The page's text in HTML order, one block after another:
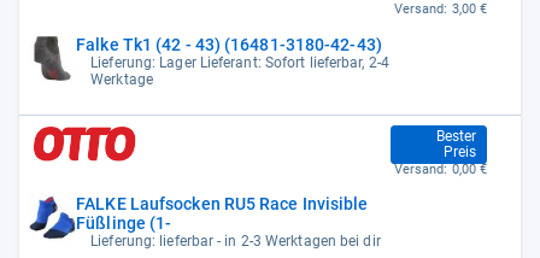
Falke Tk1 (42 - 43) (16481-3180-42-43)
Lieferung: Lager Lieferant: Sofort lieferbar, 2-4
Werktage
Versand: 3,00 €
FALKE Laufsocken RU5 Race Invisible
Füßlinge (1-
Lieferung: lieferbar - in 2-3 Werktagen bei dir
Bester
Preis
21,00 €
Versand: 0,00 €